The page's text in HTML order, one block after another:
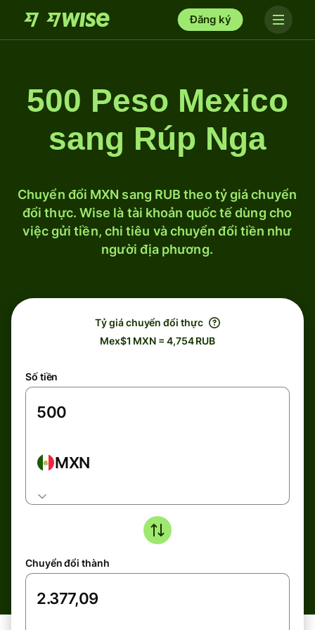
Đăng ký
500 Peso Mexico
sang Rúp Nga
Chuyển đổi MXN sang RUB theo tỷ giá chuyển
đổi thực. Wise là tài khoản quốc tế dùng cho
việc gửi tiền, chi tiêu và chuyển đổi tiền như
người địa phương.
Tỷ giá chuyển đổi thực
Mex$1 MXN = 4,754 RUB
Số tiền
MXN
Chuyển đổi thành